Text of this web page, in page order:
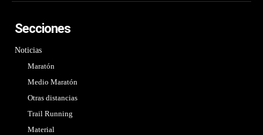
Secciones
Noticias
Maratón
Medio Maratón
Otras distancias
Trail Running
Material